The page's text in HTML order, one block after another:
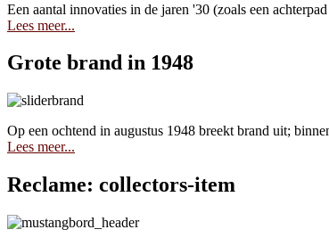
Een aantal innovaties in de jaren '30 (zoals een
Lees meer...
Grote brand in 1948
Op een ochtend in augustus 1948 breekt brand uit;
Lees meer...
Reclame: collectors-item